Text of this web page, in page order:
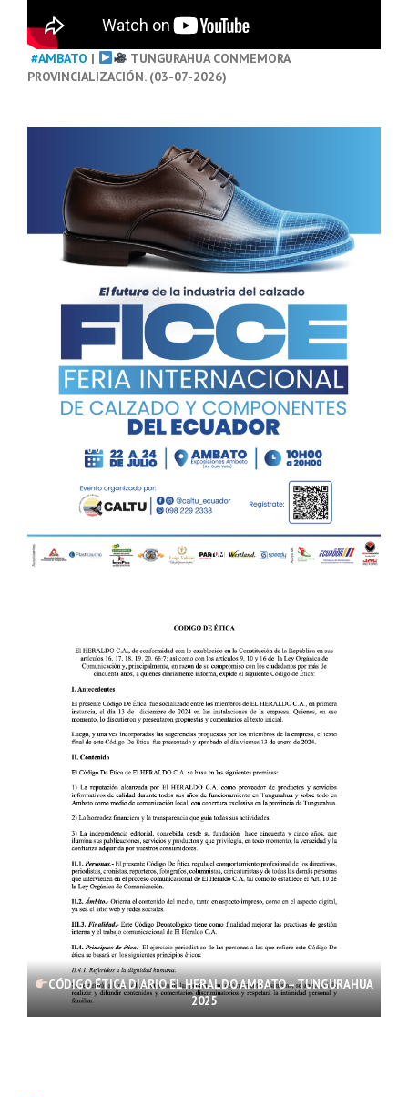
#AMBATO |
TUNGURAHUA CONMEMORA
PROVINCIALIZACIÓN. (03-07-2026)
CÓDIGO ÉTICA DIARIO EL HERALDO AMBATO – TUNGURAHUA
2025